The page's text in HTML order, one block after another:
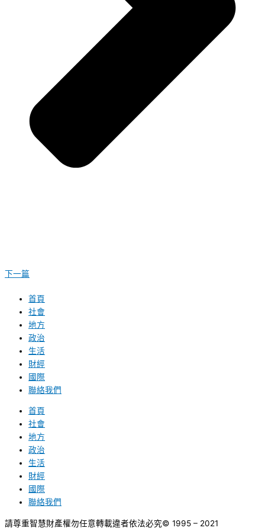
下一篇
首頁
社會
地方
政治
生活
財經
國際
聯絡我們
首頁
社會
地方
政治
生活
財經
國際
聯絡我們
請尊重智慧財產權勿任意轉載違者依法必究© 1995 – 2021